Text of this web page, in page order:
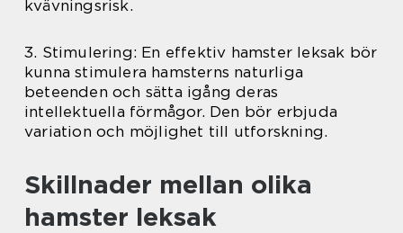
kvävningsrisk.
3. Stimulering: En effektiv hamster leksak bör
kunna stimulera hamsterns naturliga
beteenden och sätta igång deras
intellektuella förmågor. Den bör erbjuda
variation och möjlighet till utforskning.
Skillnader mellan olika
hamster leksak